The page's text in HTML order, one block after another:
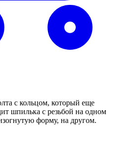
с кольцом, который еще
шпилька с резьбой на одном
форму, на другом.